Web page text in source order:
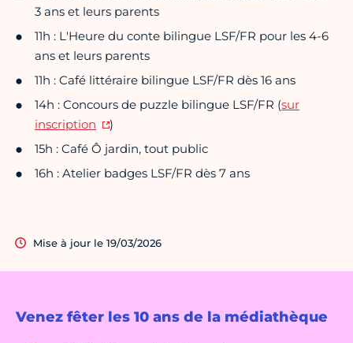
Venez fêter les 10 ans de la médiathèque
3 ans et leurs parents
11h : L'Heure du conte bilingue LSF/FR pour les 4-6
ans et leurs parents
11h : Café littéraire bilingue LSF/FR dès 16 ans
14h : Concours de puzzle bilingue LSF/FR (sur
inscription
)
15h : Café Ô jardin, tout public
16h : Atelier badges LSF/FR dès 7 ans
Mise à jour le 19/03/2026